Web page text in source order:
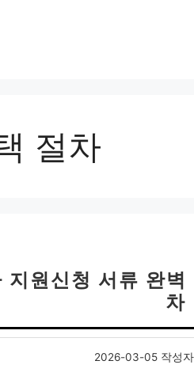
절차
지원신청 서류 완
차
2026-03-05 작성